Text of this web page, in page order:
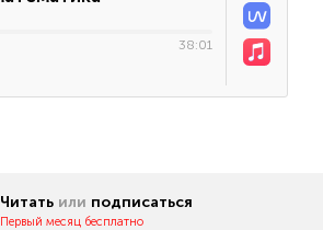
38:01
Читать или подписаться
Первый месяц бесплатно